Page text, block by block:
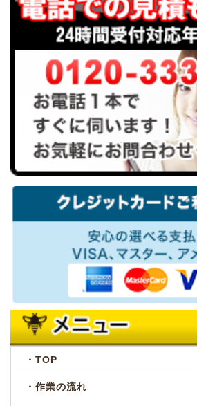
・TOP
・作業の流れ